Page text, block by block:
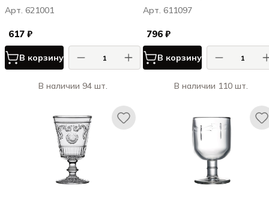
PERIGORD
Арт. 621001
617 ₽
В корзину
В наличии 94 шт.
ABEILLE OLIVE (замена
Арт. 611097
796 ₽
В корзину
В наличии 110 шт.